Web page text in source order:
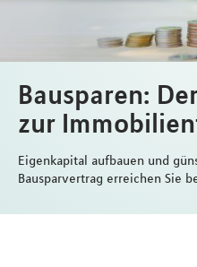
Bausparen:
zur
Eigenkapital aufbauen und
Bausparvertrag erreichen Sie